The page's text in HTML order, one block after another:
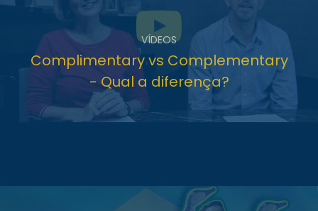
VÍDEOS
Complimentary vs Complementary
- Qual a diferença?